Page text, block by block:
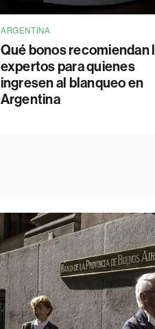
ARGENTINA
Qué bonos recomiendan
expertos para quienes
ingresen al blanqueo en
Argentina